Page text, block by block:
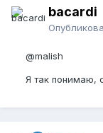
bacardi
@malish
Я так понимаю,